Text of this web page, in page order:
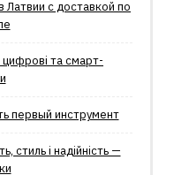
Латвии с доставкой по
цифрові та смарт-
первый инструмент
стиль і надійність —